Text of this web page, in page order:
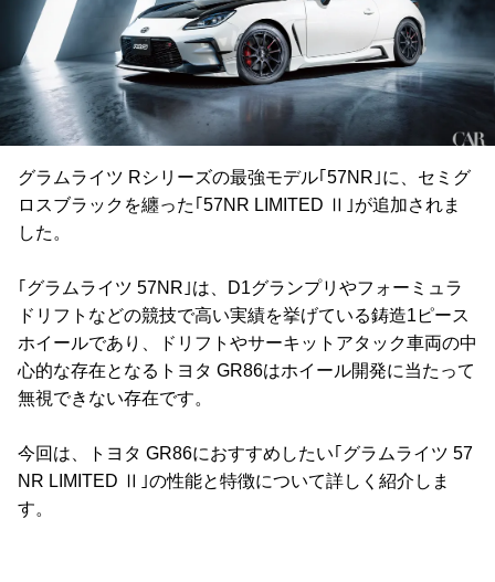
グラムライツ Rシリーズの最強モデル｢57NR｣に、セミグ
ロスブラックを纏った｢57NR LIMITED Ⅱ｣が追加されま
した。
｢グラムライツ 57NR｣は、D1グランプリやフォーミュラ
ドリフトなどの競技で高い実績を挙げている鋳造1ピース
ホイールであり、ドリフトやサーキットアタック車両の中
心的な存在となるトヨタ GR86はホイール開発に当たって
無視できない存在です。
今回は、トヨタ GR86におすすめしたい｢グラムライツ 57
NR LIMITED Ⅱ｣の性能と特徴について詳しく紹介しま
す。